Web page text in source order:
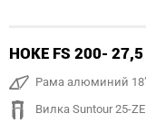
HOKE FS 200-
Рама алюминий 18"
Вилка Suntour 25-